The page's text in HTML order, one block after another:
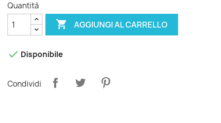
Quantità
 AGGIUNGI AL CARRELLO
 Disponibile
Condividi